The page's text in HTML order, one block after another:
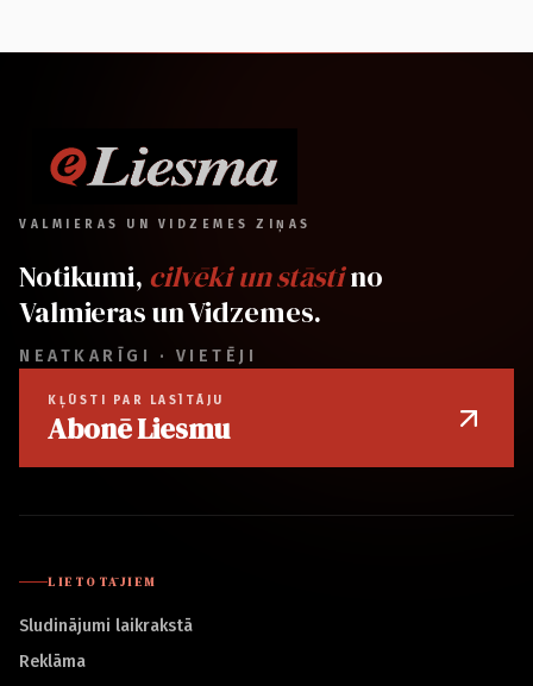
VALMIERAS UN VIDZEMES ZIŅAS
Notikumi, cilvēki un stāstino
Valmieras un Vidzemes.
NEATKARĪGI · VIETĒJI
KĻŪSTI PAR LASĪTĀJU
Abonē Liesmu
LIETOTĀJIEM
Sludinājumi laikrakstā
Reklāma